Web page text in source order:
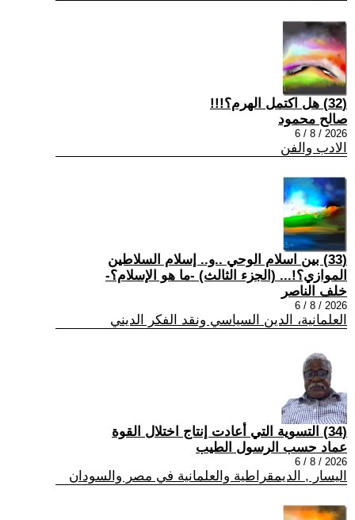
(32) هل اكتمل الهرم؟!!!
صالح محمود
2026 / 8 / 6
الادب والفن
(33) بين اسلام الوحي ..و.. إسلام السلاطين
الموازي؟!... (الجزء الثالث) -ما هو الإسلام؟-
خلف الناصر
2026 / 8 / 6
العلمانية، الدين السياسي ونقد الفكر الديني
(34) التسوية التي أعادت إنتاج اختلال القوة
عماد حسب الرسول الطيب
2026 / 8 / 6
اليسار , الديمقراطية والعلمانية في مصر والسودان